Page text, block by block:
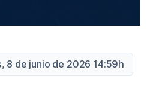
8 de junio de 2026 14:59h